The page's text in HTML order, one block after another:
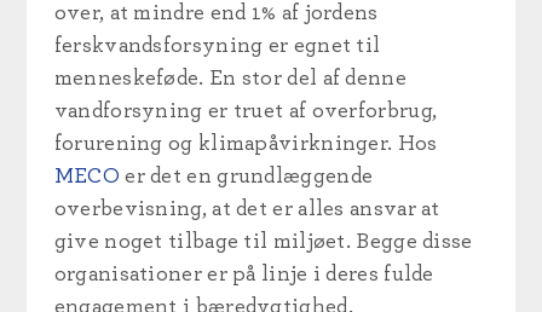
over, at mindre end 1% af jordens
ferskvandsforsyning er egnet til
menneskeføde. En stor del af denne
vandforsyning er truet af overforbrug,
forurening og klimapåvirkninger. Hos
MECO er det en grundlæggende
overbevisning, at det er alles ansvar at
give noget tilbage til miljøet. Begge disse
organisationer er på linje i deres fulde
engagement i bæredygtighed.